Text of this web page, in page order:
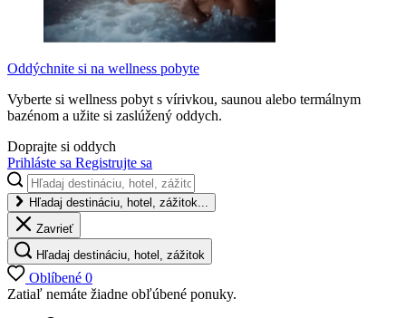
Oddýchnite si na wellness pobyte
Vyberte si wellness pobyt s vírivkou, saunou alebo termálnym
bazénom a užite si zaslúžený oddych.
Doprajte si oddych
Prihláste sa Registrujte sa
Hľadaj destináciu, hotel, zážitok...
Zavrieť
Hľadaj destináciu, hotel, zážitok
Oblíbené 0
Zatiaľ nemáte žiadne obľúbené ponuky.